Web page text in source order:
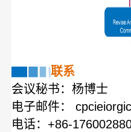
联系
会议秘书：杨博士
电子邮件：
电话：+86-